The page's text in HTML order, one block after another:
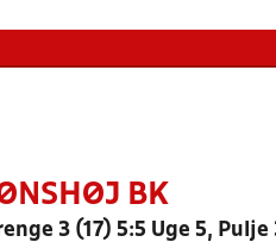
BK
3 (17) 5:5 Uge 5, Pulje